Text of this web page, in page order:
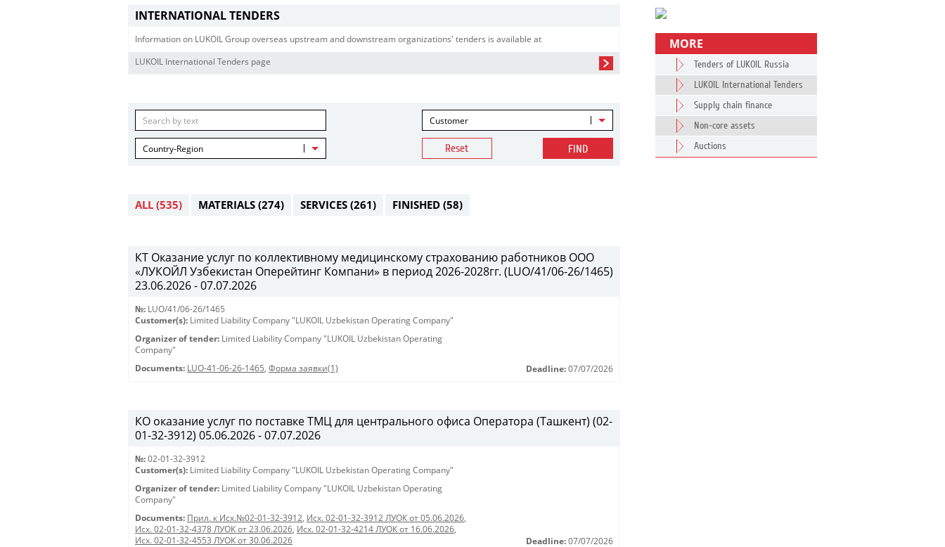
INTERNATIONAL TENDERS
Information on LUKOIL Group overseas upstream and downstream organizations' tenders is available at
LUKOIL International Tenders page
Customer
Country-Region Reset FIND
ALL (535) MATERIALS (274) SERVICES (261) FINISHED (58)
КТ Оказание услуг по коллективному медицинскому страхованию работников ООО
«ЛУКОЙЛ Узбекистан Оперейтинг Компани» в период 2026-2028гг. (LUO/41/06-26/1465)
23.06.2026 - 07.07.2026
№: LUO/41/06-26/1465
Customer(s): Limited Liability Company "LUKOIL Uzbekistan Operating Company"
Organizer of tender: Limited Liability Company "LUKOIL Uzbekistan Operating
Company"
Documents: LUO-41-06-26-1465, Форма заявки(1) Deadline: 07/07/2026
КО оказание услуг по поставке ТМЦ для центрального офиса Оператора (Ташкент) (02-
01-32-3912) 05.06.2026 - 07.07.2026
№: 02-01-32-3912
Customer(s): Limited Liability Company "LUKOIL Uzbekistan Operating Company"
Organizer of tender: Limited Liability Company "LUKOIL Uzbekistan Operating
Company"
Documents: Прил. к Исх.№02-01-32-3912, Исх. 02-01-32-3912 ЛУОК от 05.06.2026,
Исх. 02-01-32-4378 ЛУОК от 23.06.2026, Исх. 02-01-32-4214 ЛУОК от 16.06.2026,
Исх. 02-01-32-4553 ЛУОК от 30.06.2026
Deadline: 07/07/2026
MORE
Tenders of LUKOIL Russia
LUKOIL International Tenders
Supply chain finance
Non-core assets
Auctions